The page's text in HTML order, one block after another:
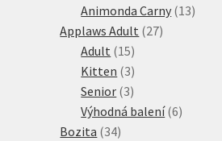
produktů
Animonda Carny 1313
Applaws Adult 2727
Adult 1515
produktů
Kitten 33
produkty
Senior 33
produkty
Výhodná balení 66
Bozita 3434